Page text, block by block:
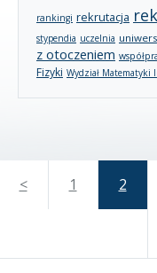
rankingi rekrutacja
stypendia uczelnia
z otoczeniem
Fizyki Wydział
< 1 2